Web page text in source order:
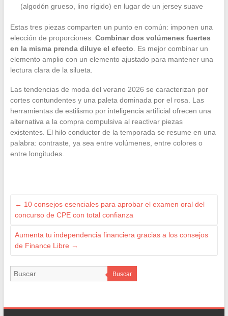
(algodón grueso, lino rígido) en lugar de un jersey suave
Estas tres piezas comparten un punto en común: imponen una
elección de proporciones. Combinar dos volúmenes fuertes
en la misma prenda diluye el efecto . Es mejor combinar un
elemento amplio con un elemento ajustado para mantener una
lectura clara de la silueta.
Las tendencias de moda del verano 2026 se caracterizan por
cortes contundentes y una paleta dominada por el rosa. Las
herramientas de estilismo por inteligencia artificial ofrecen una
alternativa a la compra compulsiva al reactivar piezas
existentes. El hilo conductor de la temporada se resume en una
palabra: contraste, ya sea entre volúmenes, entre colores o
entre longitudes.
← 10 consejos esenciales para aprobar el examen oral del
concurso de CPE con total confianza
Aumenta tu independencia financiera gracias a los consejos
de Finance Libre →
Buscar